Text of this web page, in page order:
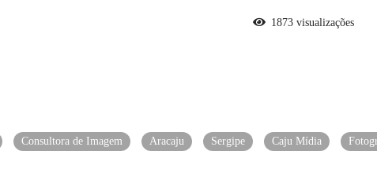
1873visualizações
Consultora de Imagem Aracaju Sergipe Caju Mídia